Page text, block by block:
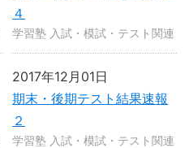
４
学習塾 入試・模試・テスト関連
期末・後期テスト結果速報
２
2017年12月01日
学習塾 入試・模試・テスト関連